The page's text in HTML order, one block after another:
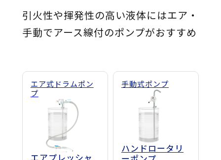
リ
ー
タ
ノ
ー
ル・
IPA・
引火性や揮発性の高い液体にはエア・
手動でアース線付のポンプがおすすめ
エア式ドラムポン
プ
エアプレッシャ
手動式ポンプ
ハンドロータリ